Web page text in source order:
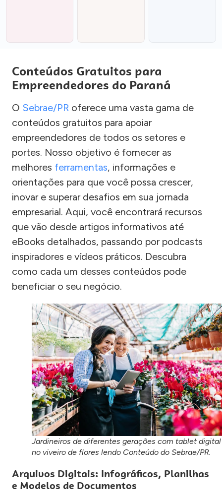
Conteúdos Gratuitos para
Empreendedores do Paraná
O Sebrae/PR oferece uma vasta gama de
conteúdos gratuitos para apoiar
empreendedores de todos os setores e
portes. Nosso objetivo é fornecer as
melhores ferramentas, informações e
orientações para que você possa crescer,
inovar e superar desafios em sua jornada
empresarial. Aqui, você encontrará recursos
que vão desde artigos informativos até
eBooks detalhados, passando por podcasts
inspiradores e vídeos práticos. Descubra
como cada um desses conteúdos pode
beneficiar o seu negócio.
Jardineiros de diferentes gerações com tablet digital
no viveiro de flores lendo Conteúdo do Sebrae/PR.
Arquivos Digitais: Infográficos, Planilhas
e Modelos de Documentos